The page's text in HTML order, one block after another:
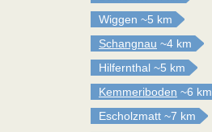
Wiggen ~5 km
Schangnau ~4 km
Hilfernthal ~5 km
Kemmeriboden ~6 km
Escholzmatt ~7 km